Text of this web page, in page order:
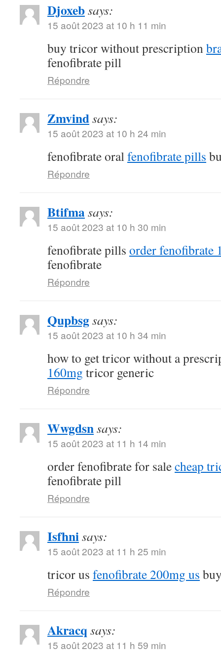
Djoxebsays:
15 août 2023 at 10 h 11 min
buy tricor without prescription
fenofibrate pill
Répondre
Zmvindsays:
15 août 2023 at 10 h 24 min
fenofibrate oralfenofibrate pills
Répondre
Btifmasays:
15 août 2023 at 10 h 30 min
fenofibrate pills order fenofibrate
fenofibrate
Répondre
Qupbsgsays:
15 août 2023 at 10 h 34 min
how to get tricor without a
160mg tricor generic
Répondre
Wwgdsnsays:
15 août 2023 at 11 h 14 min
order fenofibrate for salecheap
fenofibrate pill
Répondre
Isfhnisays:
15 août 2023 at 11 h 25 min
tricor us fenofibrate 200mg us
Répondre
Akracq says:
15 août 2023 at 11 h 59 min